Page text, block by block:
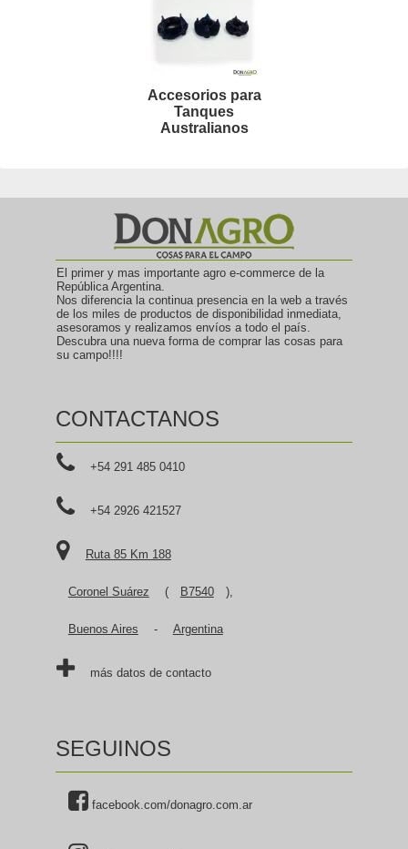
Accesorios para
Tanques
Australianos
El primer y mas importante agro e-commerce de la
República Argentina.
Nos diferencia la continua presencia en la web a través
de los miles de productos de disponibilidad inmediata,
asesoramos y realizamos envíos a todo el país.
Descubra una nueva forma de comprar las cosas para
su campo!!!!
CONTACTANOS
+54 291 485 0410
+54 2926 421527
Ruta 85 Km 188
Coronel Suárez ( B7540 ),
Buenos Aires - Argentina
más datos de contacto
SEGUINOS
facebook.com/donagro.com.ar